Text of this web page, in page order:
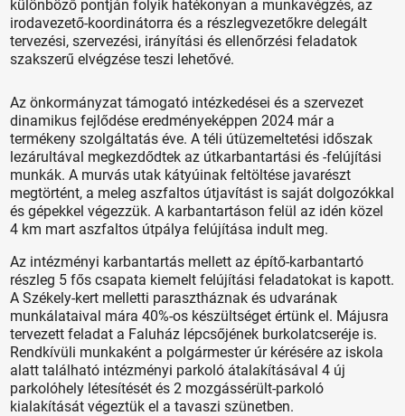
különböző pontján folyik hatékonyan a munkavégzés, az
irodavezető-koordinátorra és a részlegvezetőkre delegált
tervezési, szervezési, irányítási és ellenőrzési feladatok
szakszerű elvégzése teszi lehetővé.
Az önkormányzat támogató intézkedései és a szervezet
dinamikus fejlődése eredményeképpen 2024 már a
termékeny szolgáltatás éve. A téli útüzemeltetési időszak
lezárultával megkezdődtek az útkarbantartási és -felújítási
munkák. A murvás utak kátyúinak feltöltése javarészt
megtörtént, a meleg aszfaltos útjavítást is saját dolgozókkal
és gépekkel végezzük. A karbantartáson felül az idén közel
4 km mart aszfaltos útpálya felújítása indult meg.
Az intézményi karbantartás mellett az építő-karbantartó
részleg 5 fős csapata kiemelt felújítási feladatokat is kapott.
A Székely-kert melletti parasztháznak és udvarának
munkálataival mára 40%-os készültséget értünk el. Májusra
tervezett feladat a Faluház lépcsőjének burkolatcseréje is.
Rendkívüli munkaként a polgármester úr kérésére az iskola
alatt található intézményi parkoló átalakításával 4 új
parkolóhely létesítését és 2 mozgássérült-parkoló
kialakítását végeztük el a tavaszi szünetben.